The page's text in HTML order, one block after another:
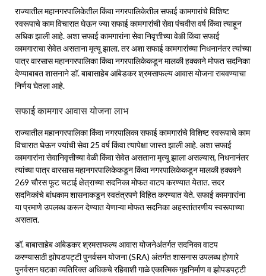
राज्यातील महानगरपालिकेतील किंवा नगरपालिकेतील सफाई कामगारांचे विशिष्ट
स्वरूपाचे काम विचारात घेऊन ज्या सफाई कामगारांची सेवा पंचवीस वर्ष किंवा त्याहून
अधिक झाली आहे. अशा सफाई कामगारांना सेवा निवृत्तीच्या वेळी किंवा सफाई
कामगाराचा सेवेत असताना मृत्यू झाला. तर अशा सफाई कामगारांच्या निधनानंतर त्यांच्या
पात्र वारसास महानगरपालिका किंवा नगरपालिकेकडून मालकी हक्काने मोफत सदनिका
देण्याबाबत शासनाने डॉ. बाबासाहेब आंबेडकर श्रमसाफल्य आवास योजना राबवण्याचा
निर्णय घेतला आहे.
सफाई कामगार आवास योजना लाभ
राज्यातील महानगरपालिका किंवा नगरपालिका सफाई कामगारांचे विशिष्ट स्वरूपाचे काम
विचारात घेऊन ज्यांची सेवा 25 वर्ष किंवा त्यापेक्षा जास्त झाली आहे. अशा सफाई
कामगारांना सेवानिवृत्तीच्या वेळी किंवा सेवेत असताना मृत्यू झाला असल्यास, निधनानंतर
त्यांच्या पात्र वारसास महानगरपालिकेकडून किंवा नगरपालिकेकडून मालकी हक्काने
269 चौरस फूट चटाई क्षेत्राच्या सदनिका मोफत वाटप करण्यात येतात. सदर
सदनिकांचे बांधकाम शासनाकडून स्वतंत्रपणे विहित करण्यात येते. सफाई कामगारांना
या प्रमाणे उपलब्ध करून देण्यात येणाऱ्या मोफत सदनिका अहस्तांतरणीय स्वरूपाच्या
असतात.
डॉ. बाबासाहेब आंबेडकर श्रमसाफल्य आवास योजनेअंतर्गत सदनिका वाटप
करण्यासाठी झोपडपट्टी पुनर्वसन योजना (SRA) अंतर्गत शासनास उपलब्ध होणारे
पुनर्वसन घटका व्यतिरिक्त अधिकचे रहिवाशी गाळे एकात्मिक गृहनिर्माण व झोपडपट्टी